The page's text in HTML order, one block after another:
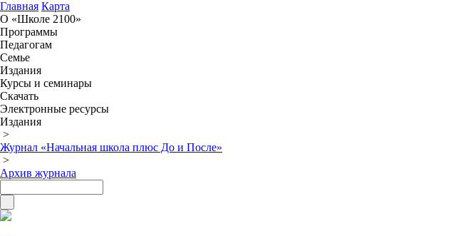
Главная Карта
О «Школе 2100»
Программы
Педагогам
Семье
Издания
Курсы и семинары
Скачать
Электронные ресурсы
Издания
>
Журнал «Начальная школа плюс До и После»
>
Архив журнала